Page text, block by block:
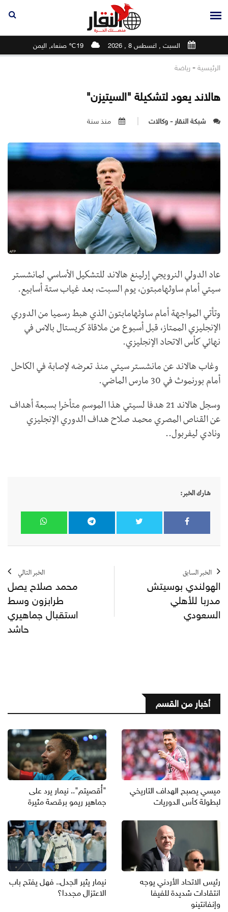
السبت , اغسطس 8 , 2026 19℃ صنعاء, اليمن
الرئيسية - رياضة
هالاند يعود لتشكيلة "السيتيزن"
شبكة النقار - وكالات منذ سنة
عاد الدولي النرويجي إرلينغ هالاند للتشكيل الأساسي لمانشستر
سيتي أمام ساوثهامبتون، يوم السبت، بعد غياب ستة أسابيع.
وتأتي المواجهة أمام ساوثهامابتون الذي هبط رسميا من الدوري
الإنجليزي الممتاز، قبل أسبوع من ملاقاة كريستال بالاس في
نهائي كأس الاتحاد الإنجليزي.
وغاب هالاند عن مانشستر سيتي منذ تعرضه لإصابة في الكاحل
أمام بورنموث في 30 مارس الماضي.
وسجل هالاند 21 هدفا لسيتي هذا الموسم متأخرا بسبعة أهداف
عن القناص المصري محمد صلاح هداف الدوري الإنجليزي
ونادي ليفربول..
شارك الخبر:
الخبر السابق
الهولندي بوسيتش
مدربا للأهلي
السعودي
الخبر التالي
محمد صلاح يصل
طرابزون وسط
استقبال جماهيري
حاشد
أخبار من القسم
ميسي يصبح الهداف التاريخي
لبطولة كأس الدوريات
"أُقصيتم".. نيمار يرد على
جماهير ريمو برقصة مثيرة
رئيس الاتحاد الأردني يوجه
انتقادات شديدة للفيفا
وإنفانتينو
نيمار يثير الجدل.. فهل يفتح باب
الاعتزال مجددا؟